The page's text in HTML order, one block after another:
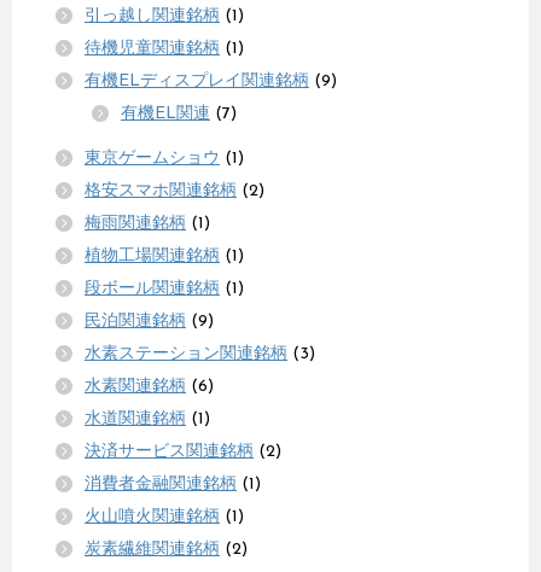
引っ越し関連銘柄 (1)
待機児童関連銘柄 (1)
有機ELディスプレイ関連銘柄 (9)
有機EL関連 (7)
東京ゲームショウ (1)
格安スマホ関連銘柄 (2)
梅雨関連銘柄 (1)
植物工場関連銘柄 (1)
段ボール関連銘柄 (1)
民泊関連銘柄 (9)
水素ステーション関連銘柄 (3)
水素関連銘柄 (6)
水道関連銘柄 (1)
決済サービス関連銘柄 (2)
消費者金融関連銘柄 (1)
火山噴火関連銘柄 (1)
炭素繊維関連銘柄 (2)